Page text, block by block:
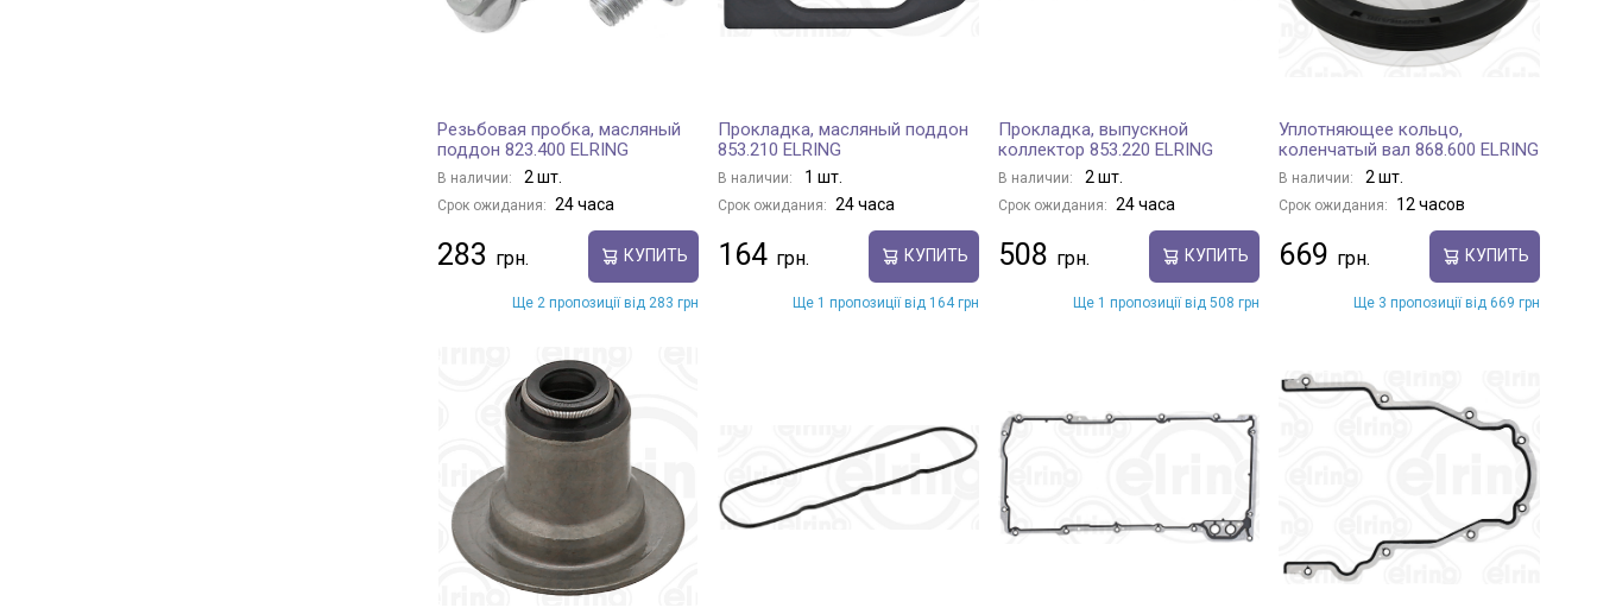
Резьбовая пробка, масляный
поддон 823.400 ELRING
В наличии: 2 шт.
Срок ожидания: 24 часа
283 КУПИТЬ
Ще 2 пропозиції від 283 грн
Прокладка, масляный поддон
853.210 ELRING
В наличии: 1 шт.
Срок ожидания: 24 часа
164 КУПИТЬ
Ще 1 пропозиції від 164 грн
Прокладка, выпускной
коллектор 853.220 ELRING
В наличии: 2 шт.
Срок ожидания: 24 часа
508 КУПИТЬ
Ще 1 пропозиції від 508 грн
Уплотняющее кольцо,
коленчатый вал 868.600 ELRING
В наличии: 2 шт.
Срок ожидания: 12 часов
669 КУПИТЬ
Ще 3 пропозиції від 669 грн